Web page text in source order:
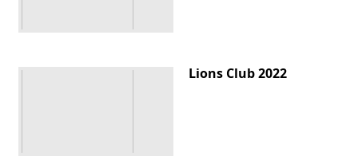
Lions Club 2022